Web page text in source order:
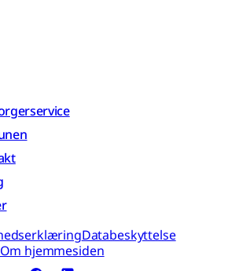
Databeskyttelse
Om hjemmesiden